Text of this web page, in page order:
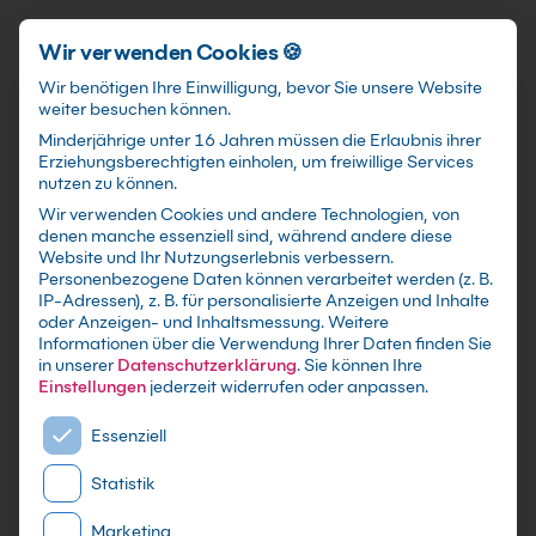
Schnellzugriff
YouTube Kurs für
Unternehmen
mit Zertifikat - Kurse zu festen Terminen sowie
individuelle Firmen -und Inhouse-Schulungen
nach Maß - Live Online oder in Präsenz lernen -
In kleinen Gruppen oder im gezielten
Einzelcoaching
Wir verwenden Cookies 🍪
Wir benötigen Ihre Einwilligung, bevor Sie unsere Website
weiter besuchen können.
Minderjährige unter 16 Jahren müssen die Erlaubnis ihrer
Erziehungsberechtigten einholen, um freiwillige Services
nutzen zu können.
Wir verwenden Cookies und andere Technologien, von
denen manche essenziell sind, während andere diese
Website und Ihr Nutzungserlebnis verbessern.
Personenbezogene Daten können verarbeitet werden (z. B.
IP-Adressen), z. B. für personalisierte Anzeigen und Inhalte
oder Anzeigen- und Inhaltsmessung.Weitere
Informationen über die Verwendung Ihrer Daten finden Sie
in unserer Datenschutzerklärung.Sie können Ihre
Einstellungen jederzeit widerrufen oder anpassen.
Es folgt eine Liste der Service-Gruppen, für die eine
Essenziell
Statistik
Marketing